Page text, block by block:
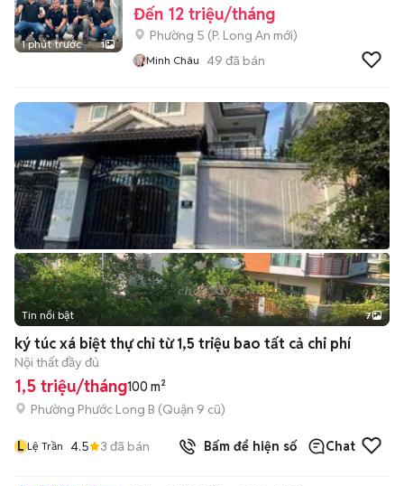
1 phút trước 1
Đến 12 triệu/tháng
Phường 5 (P. Long An mới)
Minh Châu 49 đã bán
+2
Tin nổi bật 7
ký túc xá biệt thự chỉ từ 1,5 triệu bao tất cả chi phí
Nội thất đầy đủ
1,5 triệu/tháng100 m²
Phường Phước Long B (Quận 9 cũ)
L Lệ Trần 4.5 3 đã bán Bấm để hiện số Chat